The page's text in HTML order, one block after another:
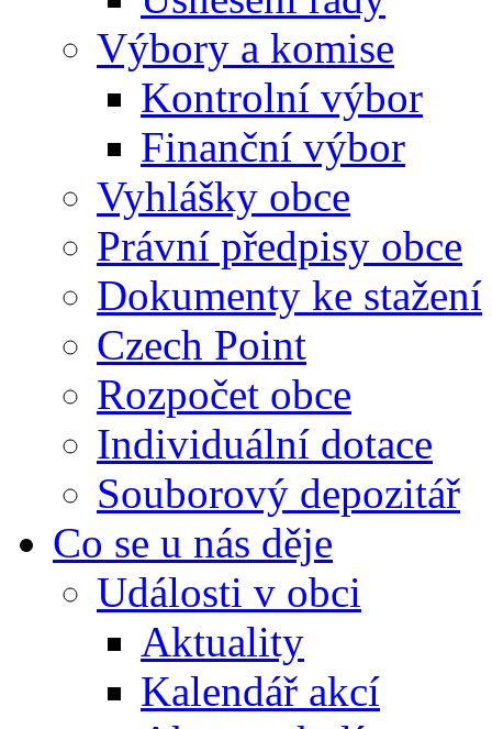
Výbory a komise
Kontrolní výbor
Finanční výbor
Vyhlášky obce
Právní předpisy obce
Dokumenty ke stažení
Czech Point
Rozpočet obce
Individuální dotace
Souborový depozitář
Co se u nás děje
Události v obci
Aktuality
Kalendář akcí